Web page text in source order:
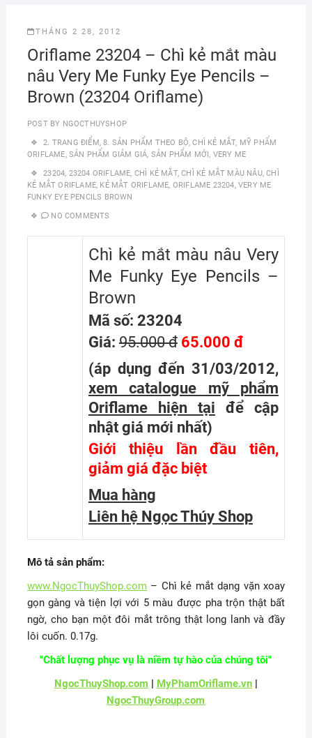
THÁNG 2 28, 2012
Oriflame 23204 – Chì kẻ mắt màu
nâu Very Me Funky Eye Pencils –
Brown (23204 Oriflame)
POST BY NGOCTHUYSHOP
2. TRANG ĐIỂM,8. SẢN PHẨM THEO BỘ,CHÌ KẺ MẮT, MỸ PHẨM
ORIFLAME, SẢN PHẨM GIẢM GIÁ, SẢN PHẨM MỚI, VERY ME
23204, 23204 ORIFLAME, CHÌ KẺ MẮT,CHÌ KẺ MẮT MÀU NÂU,CHÌ
KẺ MẮT ORIFLAME, KẺ MẮT ORIFLAME, ORIFLAME 23204, VERY ME
FUNKY EYE PENCILS BROWN
NO COMMENTS
Chì kẻ mắt màu nâu Very
Me Funky Eye Pencils –
Brown
Mã số: 23204
Giá: 95.000 đ65.000 đ
(áp dụng đến 31/03/2012,
xem catalogue mỹ phẩm
Oriflame hiện tại
để cập
nhật giá mới nhất)
Giới thiệu lần đầu tiên,
giảm giá đặc biệt
Mua hàng
Liên hệ Ngọc Thúy Shop
Mô tả sản phẩm:
www.NgocThuyShop.com– Chì kẻ mắt dạng vặn xoay
gọn gàng và tiện lợi với 5 màu được pha trộn thật bất
ngờ, cho bạn một đôi mắt trông thật long lanh và đầy
lôi cuốn. 0.17g.
"Chất lượng phục vụ là niềm tự hào của chúng tôi"
NgocThuyShop.com| MyPhamOriflame.vn|
NgocThuyGroup.com